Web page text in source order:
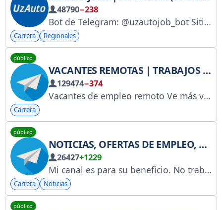
48790−238
Bot de Telegram: @uzautojob_bot Sitio web: uzautojobs.uz
Carrera Regionales
público
VACANTES REMOTAS | TRABAJOS REMOTOS
129474−374
Vacantes de empleo remoto Ve más vacantes en nuestra web vacantesremotas.com Regístrate aquí y recibe GRATIS el paquete de iniciación para el trabajo remoto
Carrera
público
NOTICIAS, OFERTAS DE EMPLEO, CITAS, ORGANIZACIONES Y CURSOS EN MOSUL Y TODAS LAS GOBERNACIONES.
26427+1229
Mi canal es para su beneficio. No trabajamos con agencias de reclutamiento. Publico ofertas de trabajo de forma gratuita. Para consultas o para publicar ofertas de trabajo, mi cuenta de Telegram es @ather7heitheem7. El enlace del canal es https://t.me/atherheitheem. Mi página de Facebook es Atheer Heitham. El enlace del canal de discusión y comentarios es https://t.me/+RV59Bga7fmY4YmIy
Carrera Noticias
público